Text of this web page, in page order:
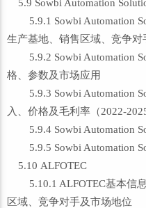
5.9 Sowbi Automation
5.9.1 Sowbi Automation
生产基地、销售区域、竞争对
5.9.2 Sowbi Automation
格、参数及市场应用
5.9.3 Sowbi Automation
入、价格及毛利率（2022-2025
5.9.4 Sowbi Automation
5.9.5 Sowbi Automation
5.10 ALFOTEC
5.10.1 ALFOTEC基本信息
区域、竞争对手及市场地位